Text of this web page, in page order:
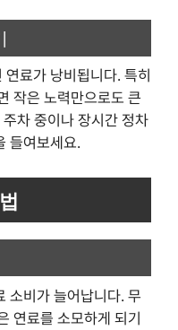
료가 낭비됩니다. 특히
작은 노력만으로도 큰
차 중이나 장시간 정차
들여보세요.
소비가 늘어납니다. 무
연료를 소모하게 되기